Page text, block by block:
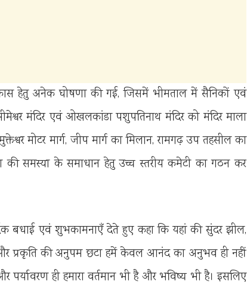
हेतु अनेक घोषणा की गई, जिसमें भीमताल में सैनिकों एवं
मंदिर एवं ओखलकांडा पशुपतिनाथ मंदिर को मंदिर माला
मोटर मार्ग, जीप मार्ग का मिलान, रामगढ़ उप तहसील का
की समस्या के समाधान हेतु उच्च स्तरीय कमेटी का गठन कर
बधाई एवं शुभकामनाएँ देते हुए कहा कि यहां की सुंदर झील,
और प्रकृति की अनुपम छटा हमें केवल आनंद का अनुभव ही नहीं
पर्यावरण ही हमारा वर्तमान भी है और भविष्य भी है। इसलिए